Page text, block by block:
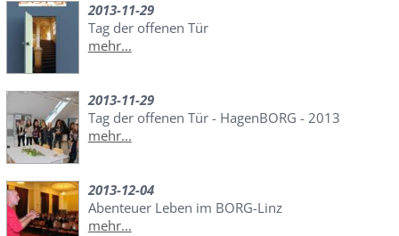
2013-11-29
Tag der offenen Tür
mehr...
2013-11-29
Tag der offenen Tür - HagenBORG - 2013
mehr...
2013-12-04
Abenteuer Leben im BORG-Linz
mehr...